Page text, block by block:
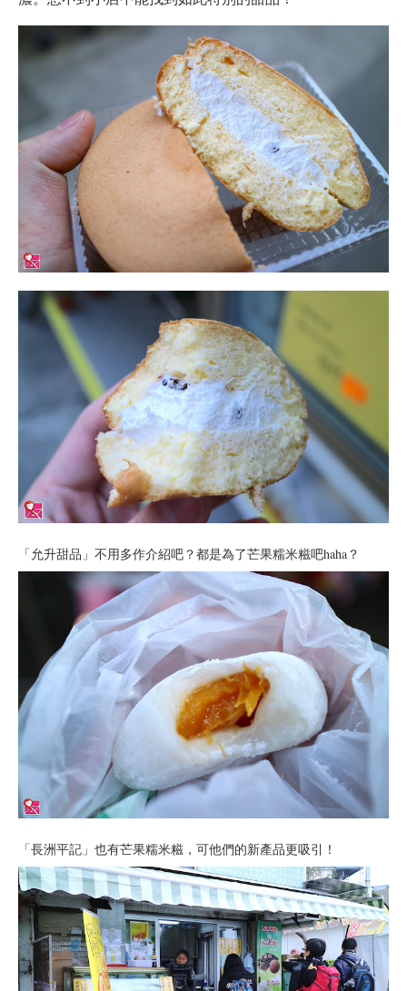
「允升甜品」不用多作介紹吧？都是為了芒果糯米糍吧haha？
「長洲平記」也有芒果糯米糍，可他們的新產品更吸引！